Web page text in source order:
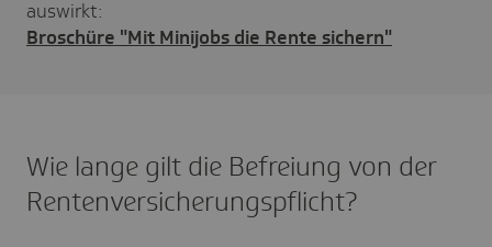
auswirkt:
Broschüre "Mit Minijobs die Rente sichern"
Wie lange gilt die Befreiung von der
Rentenversicherungspflicht?